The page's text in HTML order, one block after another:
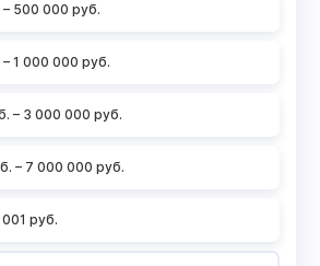
500 000 руб.
1 000 000 руб.
– 3 000 000 руб.
– 7 000 000 руб.
руб.